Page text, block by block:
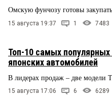
Омскую фунчозу готовы
15 августа 19:37 1 7483
Топ-10 самых
японских автомобилей
В лидерах продаж – две модели
15 августа 17:06 6 6289